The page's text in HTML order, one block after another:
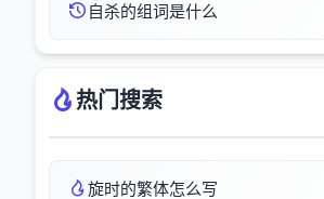
自杀的组词是什么
热门搜索
旋时的繁体怎么写